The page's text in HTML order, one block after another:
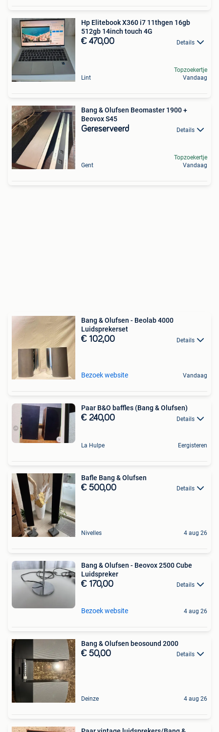
Hp Elitebook X360 i7 11thgen 16gb
512gb 14inch touch 4G
€ 470,00 Details
Lint
Topzoekertje
Vandaag
Bang & Olufsen Beomaster 1900 +
Beovox S45
Gereserveerd Details
Gent
Topzoekertje
Vandaag
Bang & Olufsen - Beolab 4000
Luidsprekerset
€ 102,00 Details
Bezoek website Vandaag
Paar B&O baffles (Bang & Olufsen)
€ 240,00 Details
La Hulpe Eergisteren
Bafle Bang & Olufsen
€ 500,00 Details
Nivelles 4 aug 26
Bang & Olufsen - Beovox 2500 Cube
Luidspreker
€ 170,00 Details
Bezoek website 4 aug 26
Bang & Olufsen beosound 2000
€ 50,00 Details
Deinze 4 aug 26